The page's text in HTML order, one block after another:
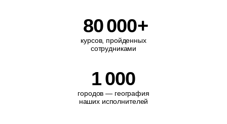
80000+
курсов, пройденных
сотрудниками
1000
городов — география
наших исполнителей